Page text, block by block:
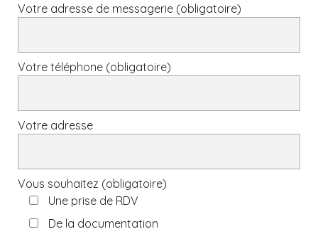
Votre adresse de messagerie (obligatoire)
Votre téléphone (obligatoire)
Votre adresse
Vous souhaitez (obligatoire)
Une prise de RDV
De la documentation